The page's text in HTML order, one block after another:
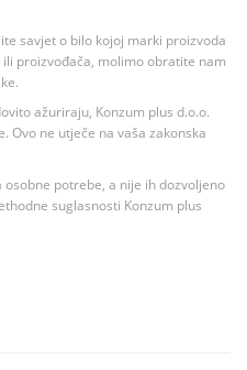
savjet o bilo kojoj marki proizvoda
proizvođača, molimo obratite nam
ažuriraju, Konzum plus d.o.o.
Ovo ne utječe na vaša zakonska
potrebe, a nije ih dozvoljeno
suglasnosti Konzum plus